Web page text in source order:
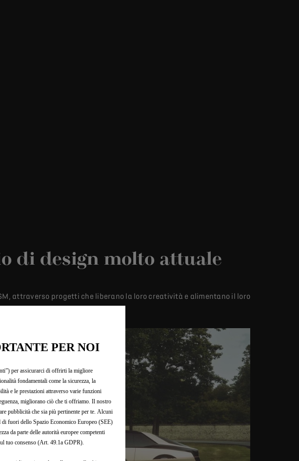
di design molto attuale
attraverso progetti che liberano la loro creatività e alimentano il loro
PER NOI
per assicurarci di offrirti la migliore
fondamentali come la sicurezza, la
e le prestazioni attraverso varie funzioni
migliorano ciò che ti offriamo. Il nostro
pubblicità che sia più pertinente per te. Alcuni
di fuori dello Spazio Economico Europeo (SEE)
da parte delle autorità europee competenti
tuo consenso (Art. 49.1a GDPR).